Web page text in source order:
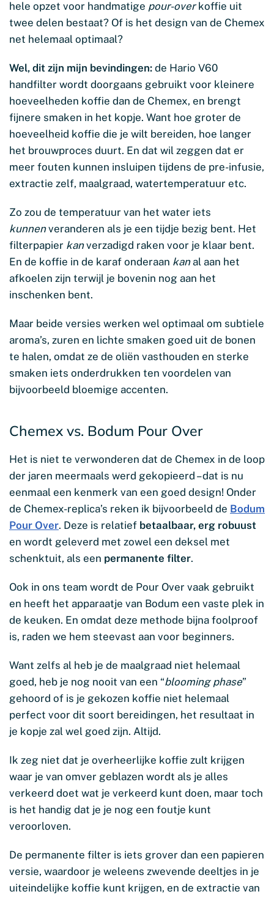
hele opzet voor handmatige pour-overkoffie uit
twee delen bestaat? Of is het design van de Chemex
net helemaal optimaal?
Wel, dit zijn mijn bevindingen: de Hario V60
handfilter wordt doorgaans gebruikt voor kleinere
hoeveelheden koffie dan de Chemex, en brengt
fijnere smaken in het kopje. Want hoe groter de
hoeveelheid koffie die je wilt bereiden, hoe langer
het brouwproces duurt. En dat wil zeggen dat er
meer fouten kunnen insluipen tijdens de pre-infusie,
extractie zelf, maalgraad, watertemperatuur etc.
Zo zou de temperatuur van het water iets
kunnenveranderen als je een tijdje bezig bent. Het
filterpapier kanverzadigd raken voor je klaar bent.
En de koffie in de karaf onderaan kanal aan het
afkoelen zijn terwijl je bovenin nog aan het
inschenken bent.
Maar beide versies werken wel optimaal om subtiele
aroma’s, zuren en lichte smaken goed uit de bonen
te halen, omdat ze de oliën vasthouden en sterke
smaken iets onderdrukken ten voordelen van
bijvoorbeeld bloemige accenten.
Chemex vs. Bodum Pour Over
Het is niet te verwonderen dat de Chemex in de loop
der jaren meermaals werd gekopieerd – dat is nu
eenmaal een kenmerk van een goed design! Onder
de Chemex-replica’s reken ik bijvoorbeeld de Bodum
Pour Over. Deze is relatief betaalbaar, erg robuust
en wordt geleverd met zowel een deksel met
schenktuit, als een permanente filter.
Ook in ons team wordt de Pour Over vaak gebruikt
en heeft het apparaatje van Bodum een vaste plek in
de keuken. En omdat deze methode bijna foolproof
is, raden we hem steevast aan voor beginners.
Want zelfs al heb je de maalgraad niet helemaal
goed, heb je nog nooit van een “blooming phase”
gehoord of is je gekozen koffie niet helemaal
perfect voor dit soort bereidingen, het resultaat in
je kopje zal wel goed zijn. Altijd.
Ik zeg niet dat je overheerlijke koffie zult krijgen
waar je van omver geblazen wordt als je alles
verkeerd doet wat je verkeerd kunt doen, maar toch
is het handig dat je je nog een foutje kunt
veroorloven.
De permanente filter is iets grover dan een papieren
versie, waardoor je weleens zwevende deeltjes in je
uiteindelijke koffie kunt krijgen, en de extractie van